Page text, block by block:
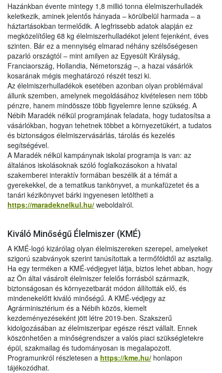
Hazánkban évente mintegy 1,8 millió tonna élelmiszerhulladék
keletkezik, aminek jelentős hányada – körülbelül harmada – a
háztartásokban termelődik. A legfrissebb adatok alapján ez
megközelítőleg 68 kg élelmiszerhulladékot jelent fejenként, éves
szinten. Bár ez a mennyiség elmarad néhány szélsőségesen
pazarló országtól – mint amilyen az Egyesült Királyság,
Franciaország, Hollandia, Németország –, a hazai vásárlók
kosarának mégis meghatározó részét teszi ki.
Az élelmiszerhulladékok esetében azonban olyan problémával
állunk szemben, amelynek megoldásához kivételesen nem több
pénzre, hanem mindössze több figyelemre lenne szükség. A
Nébih Maradék nélkül programjának feladata, hogy tudatosítsa a
vásárlókban, hogyan tehetnek többet a környezetükért, a tudatos
és biztonságos élelmiszervásárlás, tárolás és kezelés
segítségével.
A Maradék nélkül kampánynak iskolai programja is van: az
általános iskolásoknak szóló foglalkozásokon a hivatal
szakemberei interaktív formában beszélik át a témát a
gyerekekkel, de a tematikus tankönyvet, a munkafüzetet és a
tanári kézikönyvet bárki ingyenesen letöltheti a
https://maradeknelkul.hu/ weboldalról.
Kiváló Minőségű Élelmiszer (KMÉ)
A KMÉ-logó kizárólag olyan élelmiszereken szerepel, amelyeket
szigorú szabványok szerint tanúsítottak a termőföldtől az asztalig.
Ha egy terméken a KMÉ-védjegyet látja, biztos lehet abban, hogy
az Ön által vásárolt élelmiszer felelős forrásból származik,
biztonságosan és környezetbarát módon állították elő, és
mindenekelőtt kiváló minőségű. A KMÉ-védjegy az
Agrárminisztérium és a Nébih közös, kiemelt
kezdeményezéseként jött létre 2019-ben. Szakszerű
kidolgozásában az élelmiszeripar egésze részt vállalt. Ennek
köszönhetően a minőségrendszer a valós piaci szükségletekre
épül, szakmailag és tudományosan is megalapozott.
Programunkról részletesen a https://kme.hu/ honlapon
tájékozódhat.